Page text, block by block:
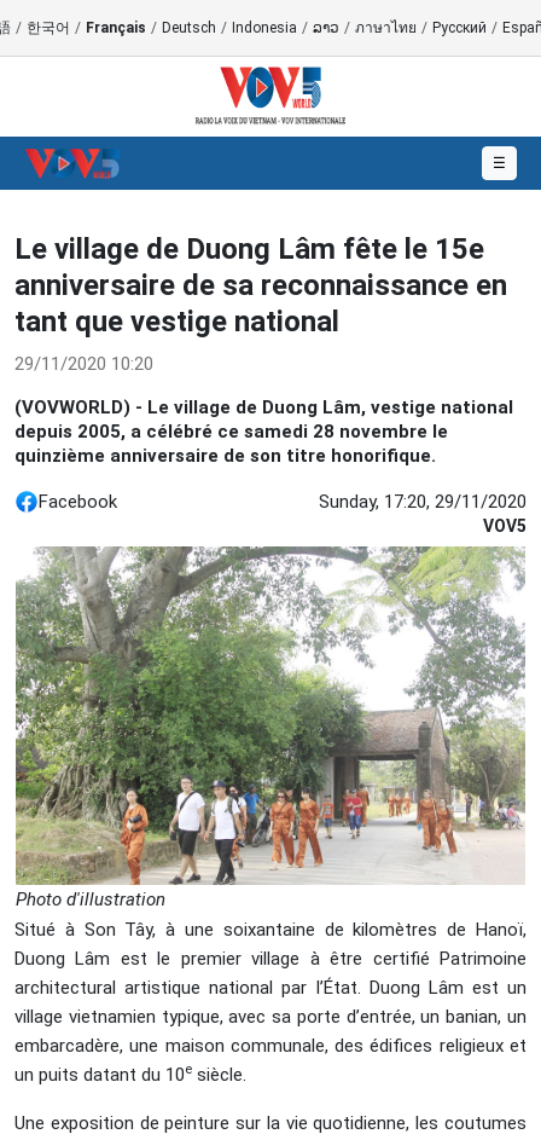
/ 한국어 / Français / Deutsch / Indonesia / ລາວ / ภาษาไทย / Русский /
☰
Le village de Duong Lâm fête le 15e
anniversaire de sa reconnaissance en
tant que vestige national
29/11/2020 10:20
(VOVWORLD) - Le village de Duong Lâm, vestige national
depuis 2005, a célébré ce samedi 28 novembre le
quinzième anniversaire de son titre honorifique.
Facebook Sunday, 17:20, 29/11/2020
VOV5
Photo d'illustration
Situé à Son Tây, à une soixantaine de kilomètres de Hanoï,
Duong Lâm est le premier village à être certifié Patrimoine
architectural artistique national par l’État. Duong Lâm est un
village vietnamien typique, avec sa porte d’entrée, un banian, un
embarcadère, une maison communale, des édifices religieux et
un puits datant du 10e siècle.
Une exposition de peinture sur la vie quotidienne, les coutumes